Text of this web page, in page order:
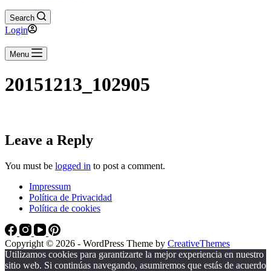
Search
Login
Menu
20151213_102905
Leave a Reply
You must be logged in to post a comment.
Impressum
Política de Privacidad
Política de cookies
Copyright © 2026 - WordPress Theme by CreativeThemes
Utilizamos cookies para garantizarte la mejor experiencia en nuestro
sitio web. Si continúas navegando, asumiremos que estás de acuerdo